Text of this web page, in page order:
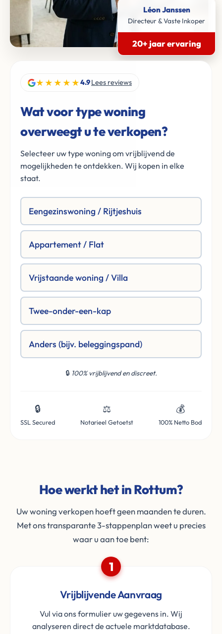
Léon Janssen
Directeur & Vaste Inkoper
20+ jaar ervaring
★★★★★4.9Lees reviews
Wat voor type woning
overweegt u te verkopen?
Selecteer uw type woning om vrijblijvend de
mogelijkheden te ontdekken. Wij kopen in elke
staat.
Eengezinswoning / Rijtjeshuis
Appartement / Flat
Vrijstaande woning / Villa
Twee-onder-een-kap
Anders (bijv. beleggingspand)
🔒 100% vrijblijvend en discreet.
🔒
SSL Secured
⚖️
Notarieel Getoetst
💰
100% Netto Bod
Hoe werkt het in Rottum?
Uw woning verkopen hoeft geen maanden te duren.
Met ons transparante 3-stappenplan weet u precies
waar u aan toe bent:
1
Vrijblijvende Aanvraag
Vul via ons formulier uw gegevens in. Wij
analyseren direct de actuele marktdatabase.